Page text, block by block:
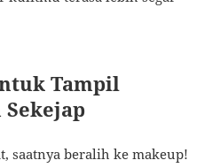
Tampil
saatnya beralih ke makeup!